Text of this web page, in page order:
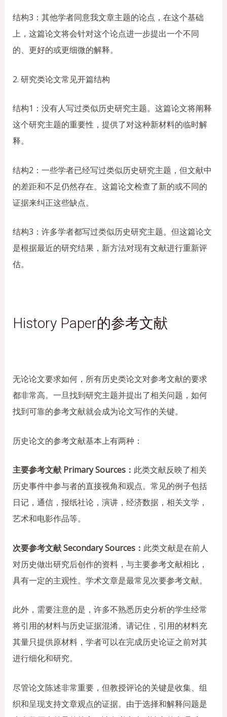
结构3：其他学者同意我文章主题的论点，在这个基础
上，这篇论文将会针对这个论点进一步提出一个不同
的、更好的或更细微的解释。
2. 研究类论文常见开篇结构
结构1：没有人写过类似历史研究主题。这篇论文将阐释
这个研究主题的重要性，提供了对这种新材料的临时解
释。
结构2：一些学者已经写过类似历史研究主题，但文献中
的差距和不足仍然存在。这篇论文检查了新的或不同的
证据来纠正这些缺点。
结构3：许多学者都写过类似历史研究主题。但这篇论文
是根据最近的研究结果，新方法对现有文献进行重新评
估。
History Paper的参考文献
无论论文要求如何，所有历史类论文对参考文献的要求
都非常高。一旦找到研究主题并提出了相关问题，如何
找到可靠的参考文献就会成为论文写作的关键。
历史论文的参考文献基本上有两种：
主要参考文献 Primary Sources： 此类文献反映了相关
历史事件中参与者的直接视角和观点。常见的例子包括
日记，通信，报纸社论，演讲，经济数据，相关文学，
艺术和电影作品等。
次要参考文献 Secondary Sources： 此类文献是在前人
对历史做出研究后创作的资料，与主要参考文献相比，
具有一定的主观性。学术文章是最常见次要参考文献。
此外，需要注意的是，许多不熟悉历史分析的学生经常
将引用的材料与历史证据混淆。请记住，引用的材料充
其量只提供原材料，学者可以在完成历史论证之前对其
进行细化和研究。
尽管论文陈述非常重要，但教授评论的关键是收集、组
织和呈现支持文章观点的证据。由于选择和解释问题是